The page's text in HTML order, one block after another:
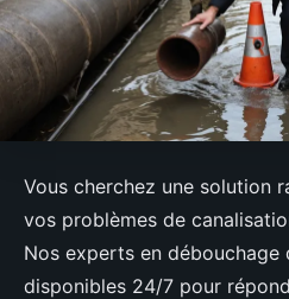
Vous cherchez une solution
vos problèmes de
Nos experts en débouchage
disponibles 24/7 pour